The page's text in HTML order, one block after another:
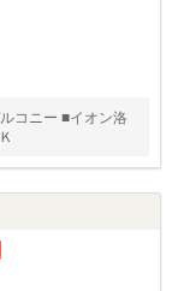
コニー ■イオン洛